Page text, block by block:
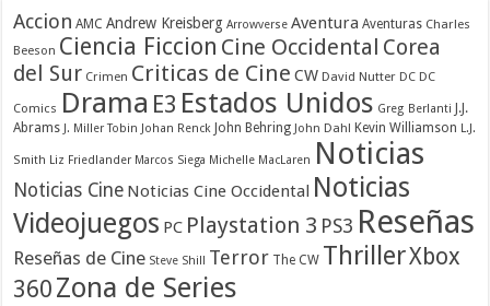
Accion AMC Andrew Kreisberg Arrowverse Aventura Aventuras Charles
Beeson Ciencia Ficcion Cine Occidental Corea
del Sur Crimen Criticas de Cine CW David Nutter DC DC
Comics Drama E3 Estados Unidos Greg Berlanti
J.J.
Abrams J. Miller Tobin Johan Renck John Behring John Dahl Kevin Williamson L.J.
Smith Liz Friedlander Marcos Siega Michelle MacLaren Noticias
Noticias Cine Noticias Cine Occidental Noticias
Videojuegos PC Playstation 3 PS3 Reseñas
Reseñas de Cine Steve Shill Terror The CW ThrillerXbox
360 Zona de Series